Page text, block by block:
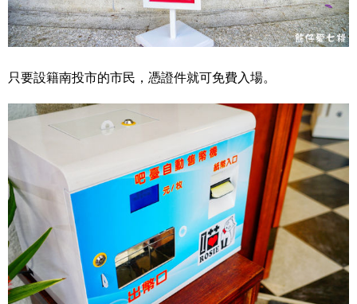
只要設籍南投市的市民，憑證件就可免費入場。